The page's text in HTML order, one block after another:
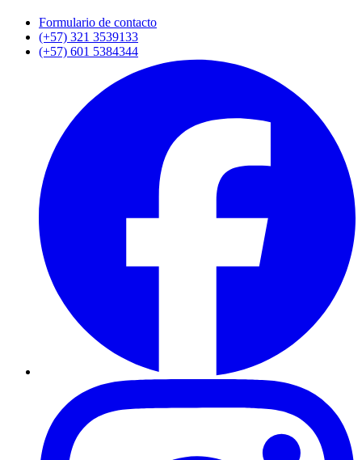
Formulario de contacto
(+57) 321 3539133
(+57) 601 5384344